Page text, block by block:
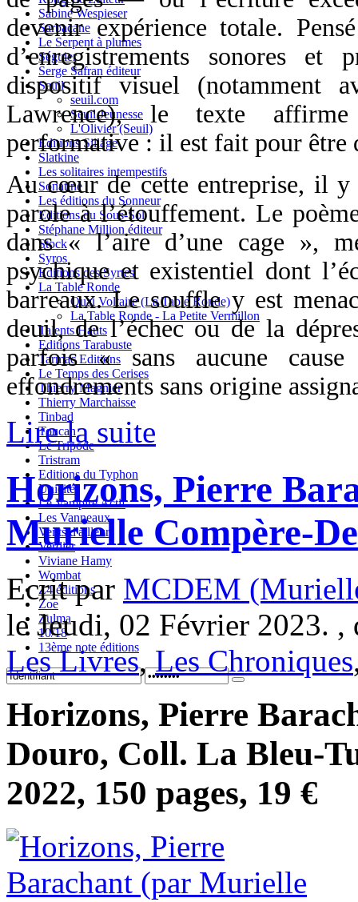
Sabine Wespieser
Sarbacane
Le Serpent à plumes
Séguier
Serge Safran éditeur
Seuil
seuil.com
Seuil Jeunesse
L'Olivier (Seuil)
Editions Sillage
Slatkine
Les solitaires intempestifs
Sonatine
Les éditions du Sonneur
Editions du Sous-Sol
Stéphane Million éditeur
Stock
Syros
Editions des Syrtes
La Table Ronde
Quai Voltaire (La Table Ronde)
La Table Ronde - La Petite Vermillon
Talents Hauts
Editions Tarabuste
Tarmac Editions
Le Temps des Cerises
Thierry Magnier
Thierry Marchaisse
Tinbad
Toucan
Le Tripode
Tristram
Editions du Typhon
Unicité
Le Vampire Actif
Les Vanneaux
Vents d'ailleurs
Verdier
Viviane Hamy
Wombat
Z4 éditions
Zoe
Zulma
10/18
13ème note éditions
devenir expérience totale.
d’enregistrements sonores
dispositif visuel (notamment
Lawrence), le texte affirme
performative : il est fait pour être
Au cœur de cette entreprise, il y
parole à l’étouffement. Le
dans « l’aire d’une cage »,
psychique et existentiel dont
barreaux. Le souffle y est
deuil, de l’échec ou de la
parfois « sans aucune
effondrements sans origine
Lire la suite
Horizons, Pierre
Murielle Compère-
Ecrit par MCDEM
le Jeudi, 02 Février 2023. ,
Les Livres,Les Chroniques
Horizons, Pierre
Douro, Coll. La Bleu-
2022, 150 pages, 19 €